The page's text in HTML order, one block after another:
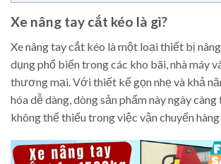
Xe nâng tay cắt kéo là gì?
Xe nâng tay cắt kéo là một loại thiết bị
dụng phổ biến trong các kho bãi, nhà máy
thương mại. Với thiết kế gọn nhẹ và khả
hóa dễ dàng, dòng sản phẩm này ngày
không thể thiếu trong việc vận chuyển hàng